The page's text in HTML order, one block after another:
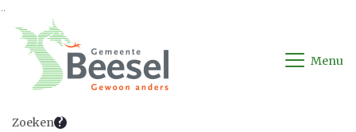
Ga naar de inhoud van deze pagina
Ga naar het zoeken
Ga naar het menu
Menu
Zoeken